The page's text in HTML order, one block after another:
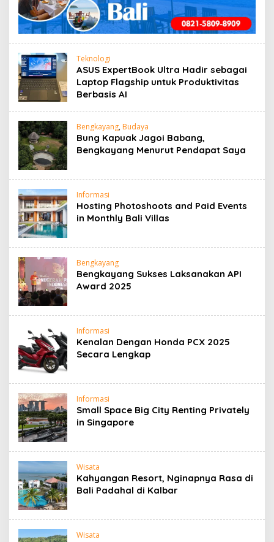
Teknologi
ASUS ExpertBook Ultra Hadir sebagai
Laptop Flagship untuk Produktivitas
Berbasis AI
Bengkayang, Budaya
Bung Kapuak Jagoi Babang,
Bengkayang Menurut Pendapat Saya
Informasi
Hosting Photoshoots and Paid Events
in Monthly Bali Villas
Bengkayang
Bengkayang Sukses Laksanakan API
Award 2025
Informasi
Kenalan Dengan Honda PCX 2025
Secara Lengkap
Informasi
Small Space Big City Renting Privately
in Singapore
Wisata
Kahyangan Resort, Nginapnya Rasa di
Bali Padahal di Kalbar
Wisata